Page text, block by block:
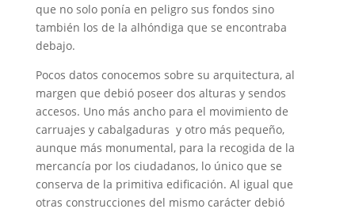
que no solo ponía en peligro sus fondos sino
también los de la alhóndiga que se encontraba
debajo.
Pocos datos conocemos sobre su arquitectura, al
margen que debió poseer dos alturas y sendos
accesos. Uno más ancho para el movimiento de
carruajes y cabalgaduras y otro más pequeño,
aunque más monumental, para la recogida de la
mercancía por los ciudadanos, lo único que se
conserva de la primitiva edificación. Al igual que
otras construcciones del mismo carácter debió